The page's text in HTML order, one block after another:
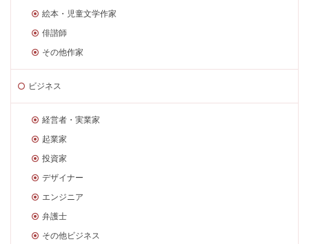
絵本・児童文学作家
俳諧師
その他作家
ビジネス
経営者・実業家
起業家
投資家
デザイナー
エンジニア
弁護士
その他ビジネス